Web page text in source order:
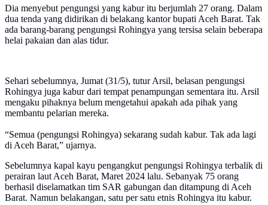
Dia menyebut pengungsi yang kabur itu berjumlah 27 orang. Dalam
dua tenda yang didirikan di belakang kantor bupati Aceh Barat. Tak
ada barang-barang pengungsi Rohingya yang tersisa selain beberapa
helai pakaian dan alas tidur.
Sehari sebelumnya, Jumat (31/5), tutur Arsil, belasan pengungsi
Rohingya juga kabur dari tempat penampungan sementara itu. Arsil
mengaku pihaknya belum mengetahui apakah ada pihak yang
membantu pelarian mereka.
“Semua (pengungsi Rohingya) sekarang sudah kabur. Tak ada lagi
di Aceh Barat,” ujarnya.
Sebelumnya kapal kayu pengangkut pengungsi Rohingya terbalik di
perairan laut Aceh Barat, Maret 2024 lalu. Sebanyak 75 orang
berhasil diselamatkan tim SAR gabungan dan ditampung di Aceh
Barat. Namun belakangan, satu per satu etnis Rohingya itu kabur.